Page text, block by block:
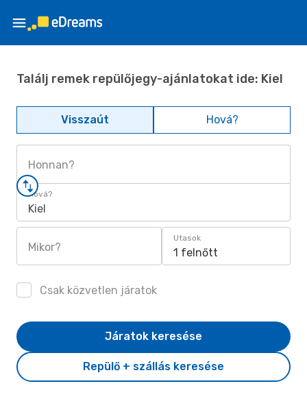
Találj remek repülőjegy-ajánlatokat ide: Kiel
Visszaút Hová?
Honnan?
Hová?
Kiel
Mikor?
Utasok
1 felnőtt
Csak közvetlen járatok
Repülő + szállás keresése
Járatok keresése